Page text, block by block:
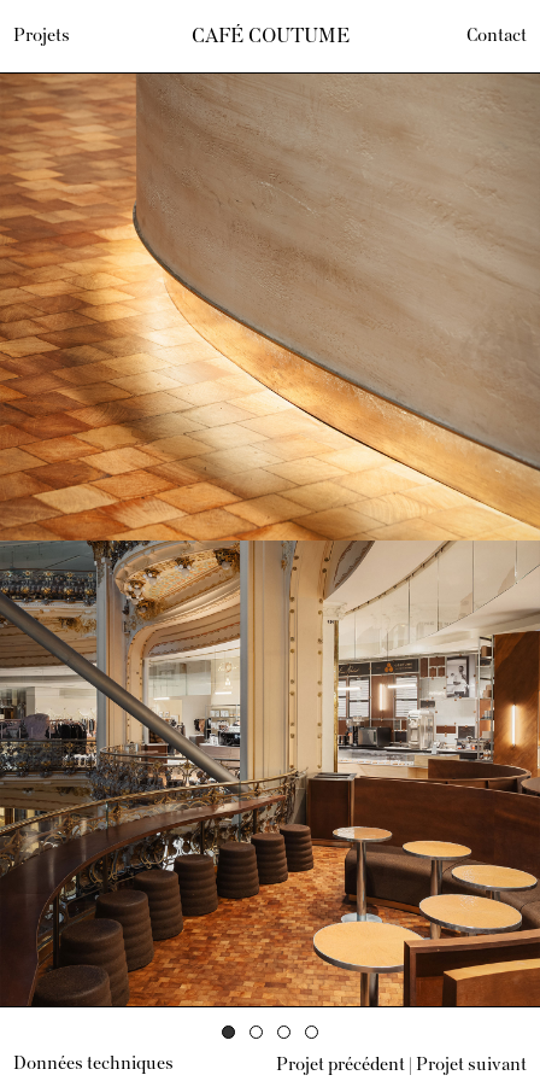
Projets Contact
CAFÉ COUTUME
Données techniques Projet précédent | Projet suivant